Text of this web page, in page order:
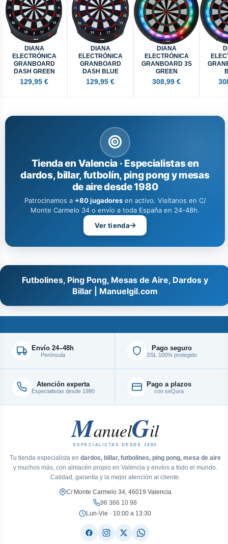
DIANA
ELECTRÓNICA
GRANBOARD
DASH GREEN
129,95 €
DIANA
ELECTRÓNICA
GRANBOARD
DASH BLUE
129,95 €
DIANA
ELECTRÓNICA
GRANBOARD 3S
GREEN
308,99 €
Tienda en Valencia · Especialistas en
dardos, billar, futbolín, ping pong y mesas
de aire desde 1980
Patrocinamos a +80 jugadoresen activo. Visítanos en C/
Monte Carmelo 34 o envío a toda España en 24-48h.
Ver tienda
Futbolines, Ping Pong, Mesas de Aire, Dardos y
Billar | Manuelgil.com
Envío 24–48h
Península
Pago seguro
SSL 100% protegido
Atención experta
Especialistas desde 1980
Pago a plazos
con seQura
ManuelGil
ESPECIALISTAS DESDE 1980
Tu tienda especialista en dardos, billar, futbolines, ping pong, mesa de aire
y muchos más, con almacén propio en Valencia y envíos a todo el mundo.
Calidad, garantía y la mejor atención al cliente.
C/ Monte Carmelo 34, 46019 Valencia
96 366 10 98
Lun-Vie · 10:00 a 13:30